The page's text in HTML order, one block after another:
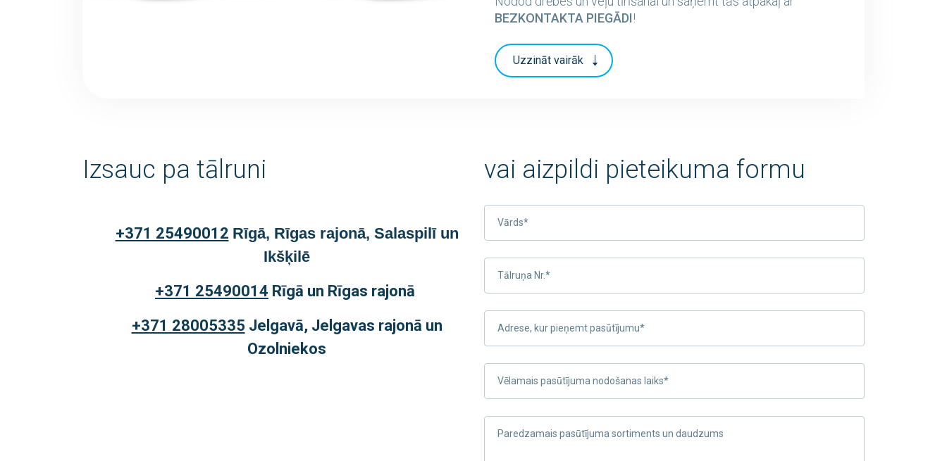
BEZKONTAKTA PIEGĀDI!
Uzzināt vairāk
Izsauc pa tālruni
+371 25490012 Rīgā, Rīgas rajonā, Salaspilī un
Ikšķilē
+371 25490014 Rīgā un Rīgas rajonā
+371 28005335 Jelgavā, Jelgavas rajonā un
Ozolniekos
vai aizpildi pieteikuma formu
Vārds*
Tālruņa Nr.*
Adrese, kur pieņemt pasūtījumu*
Vēlamais pasūtījuma nodošanas laiks*
Paredzamais pasūtījuma sortiments un daudzums